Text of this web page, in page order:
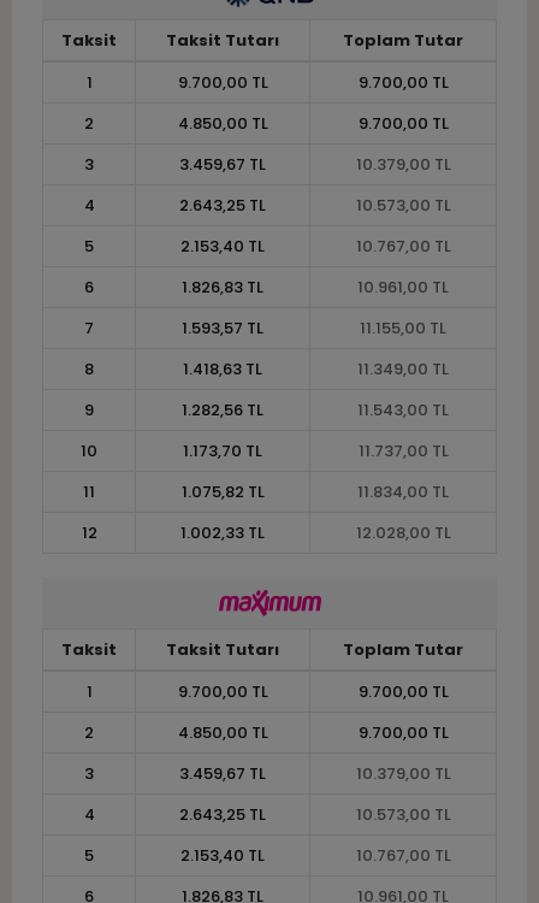
Taksit Taksit Tutarı
Toplam Tutar
1
9.700,00 TL
9.700,00 TL
2
4.850,00 TL
9.700,00 TL
3
3.459,67 TL
10.379,00 TL
4
2.643,25 TL
10.573,00 TL
5
2.153,40 TL
10.767,00 TL
6
1.826,83 TL
10.961,00 TL
7
1.593,57 TL
11.155,00 TL
8
1.418,63 TL
11.349,00 TL
9
1.282,56 TL
11.543,00 TL
10
1.173,70 TL
11.737,00 TL
11
1.075,82 TL
11.834,00 TL
12
1.002,33 TL 12.028,00 TL
Taksit Taksit Tutarı
Toplam Tutar
1
9.700,00 TL
9.700,00 TL
2
4.850,00 TL
9.700,00 TL
3
3.459,67 TL
10.379,00 TL
4
2.643,25 TL
10.573,00 TL
5
2.153,40 TL
10.767,00 TL
6
1.826,83 TL 10.961,00 TL